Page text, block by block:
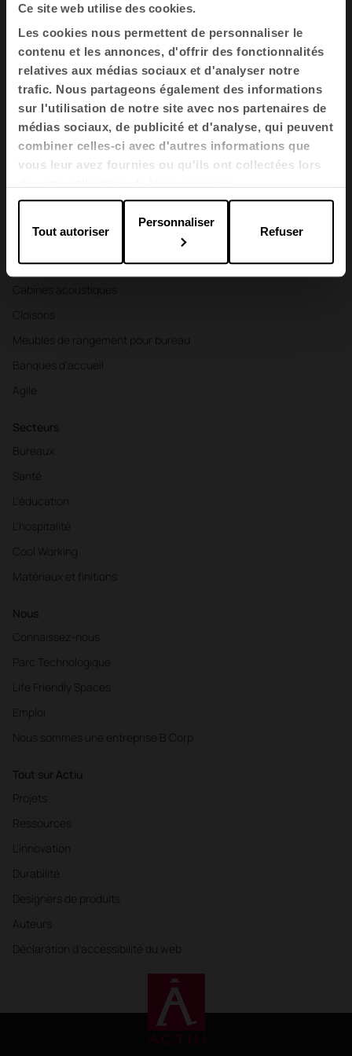
Ce site web utilise des cookies.
Les cookies nous permettent de personnaliser le
contenu et les annonces, d'offrir des fonctionnalités
relatives aux médias sociaux et d'analyser notre
trafic. Nous partageons également des informations
sur l'utilisation de notre site avec nos partenaires de
médias sociaux, de publicité et d'analyse, qui peuvent
combiner celles-ci avec d'autres informations que
vous leur avez fournies ou qu'ils ont collectées lors
Tout autoriser
Personnaliser
Refuser
Mobilier
Tables
Fauteuils et canapés
Cloisons
Meubles de rangement pour bureau
Banques d'accueil
Agile
Secteurs
Bureaux
Santé
L'éducation
L'hospitalité
Cool Working
Matériaux et finitions
Nous
Connaissez-nous
Parc Technologique
Life Friendly Spaces
Emploi
Nous sommes une entreprise B Corp
Tout sur Actiu
Projets
Ressources
L'innovation
Durabilité
Designers de produits
Auteurs
Déclaration d'accessibilité du web
Inscrivez- moi
J'ai lu et j'accepte les Politique de Confidentialité
FR